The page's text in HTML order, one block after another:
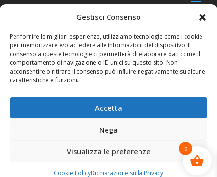
Gestisci Consenso
Per fornire le migliori esperienze, utilizziamo tecnologie come i cookie
per memorizzare e/o accedere alle informazioni del dispositivo. Il
consenso a queste tecnologie ci permetterà di elaborare dati come il
comportamento di navigazione o ID unici su questo sito. Non
acconsentire o ritirare il consenso può influire negativamente su alcune
caratteristiche e funzioni.
Accetta
Nega
Visualizza le preferenze
Cookie PolicyDichiarazione sulla Privacy
CONTATTI
Via R. Giuliani 70/c Rosso, 50141 Firenze FI
+39 055 4289002 / +39 392 2343100
info@consolestation.it
P.Iva 04990180483
Console Station 2024
0